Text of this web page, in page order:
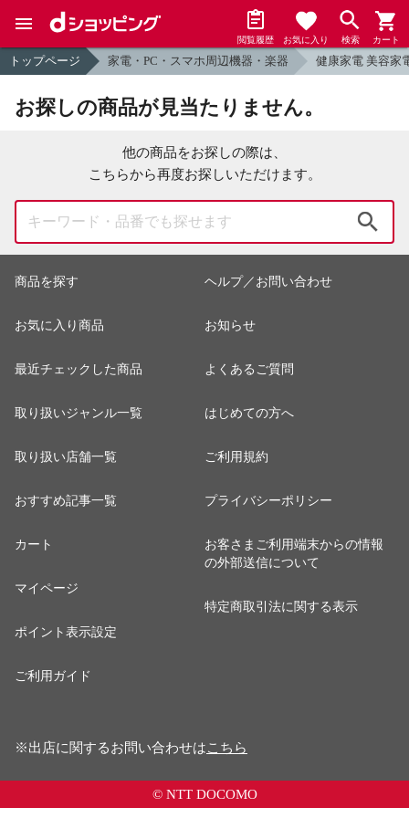
閲覧履歴 お気に入り 検索 カート
トップページ 家電・PC・スマホ周辺機器・楽器 健康家電 美容家
お探しの商品が見当たりません。
他の商品をお探しの際は、
こちらから再度お探しいただけます。
商品を探す
お気に入り商品
最近チェックした商品
取り扱いジャンル一覧
取り扱い店舗一覧
おすすめ記事一覧
カート
マイページ
ポイント表示設定
ご利用ガイド
ヘルプ／お問い合わせ
お知らせ
よくあるご質問
はじめての方へ
ご利用規約
プライバシーポリシー
お客さまご利用端末からの情報
の外部送信について
特定商取引法に関する表示
※出店に関するお問い合わせはこちら
© NTT DOCOMO